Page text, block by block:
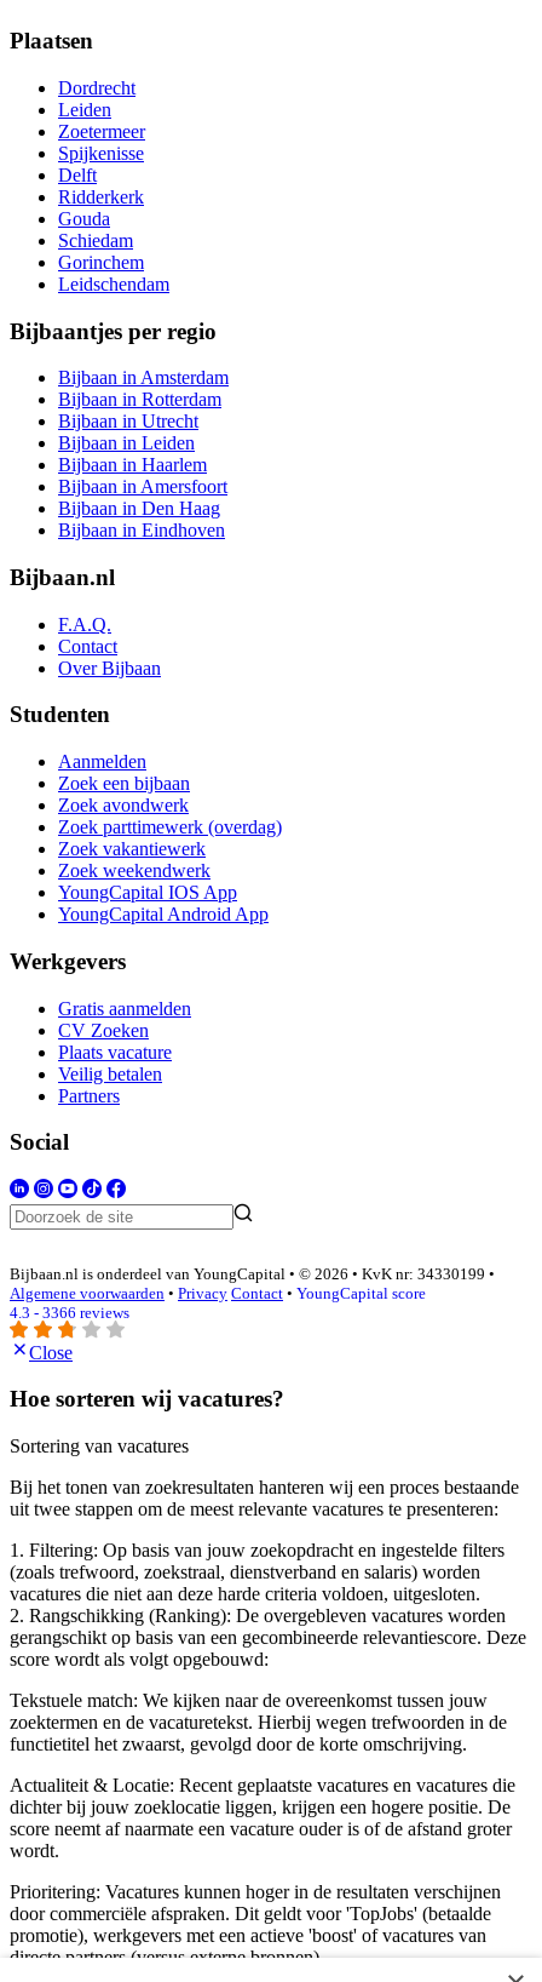
Plaatsen
Dordrecht
Leiden
Zoetermeer
Spijkenisse
Delft
Ridderkerk
Gouda
Schiedam
Gorinchem
Leidschendam
Bijbaantjes per regio
Bijbaan in Amsterdam
Bijbaan in Rotterdam
Bijbaan in Utrecht
Bijbaan in Leiden
Bijbaan in Haarlem
Bijbaan in Amersfoort
Bijbaan in Den Haag
Bijbaan in Eindhoven
Bijbaan.nl
F.A.Q.
Contact
Over Bijbaan
Studenten
Aanmelden
Zoek een bijbaan
Zoek avondwerk
Zoek parttimewerk (overdag)
Zoek vakantiewerk
Zoek weekendwerk
YoungCapital IOS App
YoungCapital Android App
Werkgevers
Gratis aanmelden
CV Zoeken
Plaats vacature
Veilig betalen
Partners
Social
Bijbaan.nl is onderdeel van YoungCapital • © 2026 • KvK nr: 34330199 •
Algemene voorwaarden • Privacy Contact • YoungCapital score
4.3 - 3366 reviews
Close
Hoe sorteren wij vacatures?
Sortering van vacatures
Bij het tonen van zoekresultaten hanteren wij een proces bestaande
uit twee stappen om de meest relevante vacatures te presenteren:
1. Filtering: Op basis van jouw zoekopdracht en ingestelde filters
(zoals trefwoord, zoekstraal, dienstverband en salaris) worden
vacatures die niet aan deze harde criteria voldoen, uitgesloten.
2. Rangschikking (Ranking): De overgebleven vacatures worden
gerangschikt op basis van een gecombineerde relevantiescore. Deze
score wordt als volgt opgebouwd:
Tekstuele match: We kijken naar de overeenkomst tussen jouw
zoektermen en de vacaturetekst. Hierbij wegen trefwoorden in de
functietitel het zwaarst, gevolgd door de korte omschrijving.
Actualiteit & Locatie: Recent geplaatste vacatures en vacatures die
dichter bij jouw zoeklocatie liggen, krijgen een hogere positie. De
score neemt af naarmate een vacature ouder is of de afstand groter
wordt.
Prioritering: Vacatures kunnen hoger in de resultaten verschijnen
door commerciële afspraken. Dit geldt voor 'TopJobs' (betaalde
promotie), werkgevers met een actieve 'boost' of vacatures van
directe partners (versus externe bronnen).